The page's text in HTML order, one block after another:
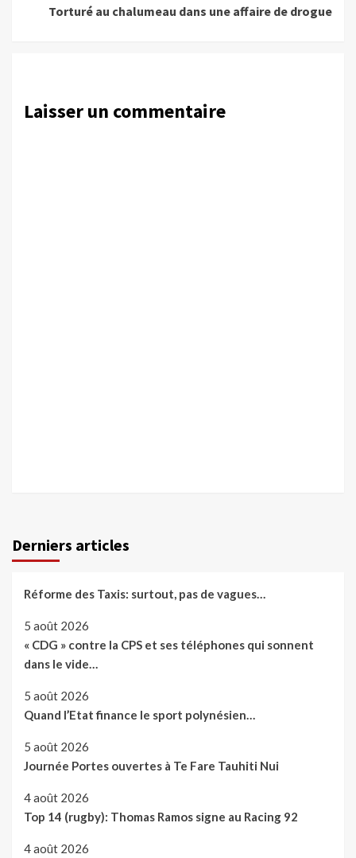
Torturé au chalumeau dans une affaire de drogue
Laisser un commentaire
Derniers articles
Réforme des Taxis: surtout, pas de vagues…
5 août 2026
« CDG » contre la CPS et ses téléphones qui sonnent
dans le vide…
5 août 2026
Quand l’Etat finance le sport polynésien…
5 août 2026
Journée Portes ouvertes à Te Fare Tauhiti Nui
4 août 2026
Top 14 (rugby): Thomas Ramos signe au Racing 92
4 août 2026